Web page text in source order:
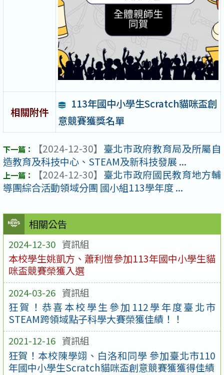
相關公告
2024-12-30 資訊組
本校學生姚凱方、蕭利愷參加113年國中小學生貓
咪盃競賽榮獲入選
2024-03-26 資訊組
狂賀！恭喜本校學生參加112學年度臺北市
STEAM跨領域點子科學大賽榮獲佳績！！
2021-12-16 資訊組
狂賀！本校陳學翊、白洛和同學 參加臺北市110
年國中小學生Scratch貓咪盃創意競賽獲獲得佳績
相關附件
113年國中小學生Scratch貓咪盃創
意競賽獲獎名單
【2024-12-30】 臺北市政府教育局及所屬自
造教育及科技中心、STEAM及新科技發展 ...
【2024-12-30】 臺北市政府國民教育地方輔
導團綜合活動領域分團 國小組113學年度 ...